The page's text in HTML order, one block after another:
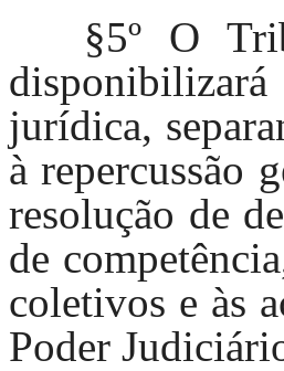
§5º O
jurídica,
à repercussão
resolução de
de
coletivos e às
Poder